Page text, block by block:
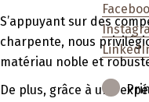
S’appuyant sur des
charpente, nous
matériau noble et
De plus, grâce à une